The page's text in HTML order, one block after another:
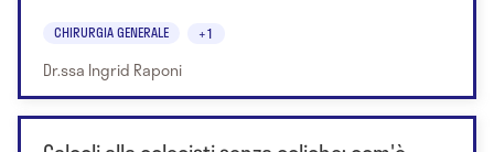
CHIRURGIA GENERALE +1
Dr.ssa Ingrid Raponi